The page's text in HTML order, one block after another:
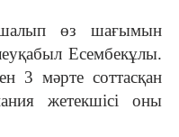
шалып өз шағымын
Есембекұлы.
3 мәрте соттасқан
жетекшісі оны